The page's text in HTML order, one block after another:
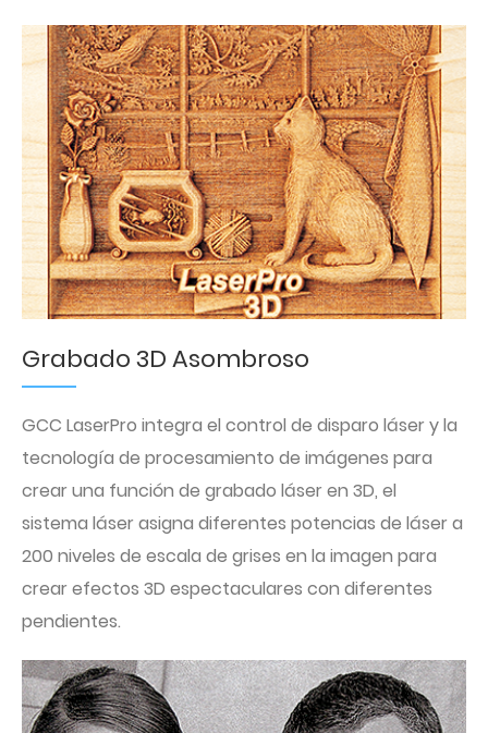
Grabado 3D Asombroso
GCC LaserPro integra el control de disparo láser y la
tecnología de procesamiento de imágenes para
crear una función de grabado láser en 3D, el
sistema láser asigna diferentes potencias de láser a
200 niveles de escala de grises en la imagen para
crear efectos 3D espectaculares con diferentes
pendientes.